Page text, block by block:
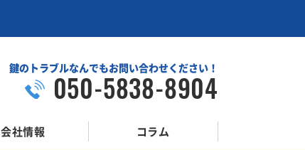
鍵のトラブルなんでもお問い合わせください！
050-5838-8904
会社情報 コラム